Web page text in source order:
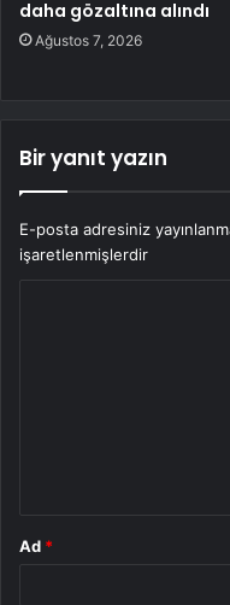
daha gözaltına alındı
Ağustos 7, 2026
Bir yanıt yazın
E-posta adresiniz
işaretlenmişlerdir
Ad *